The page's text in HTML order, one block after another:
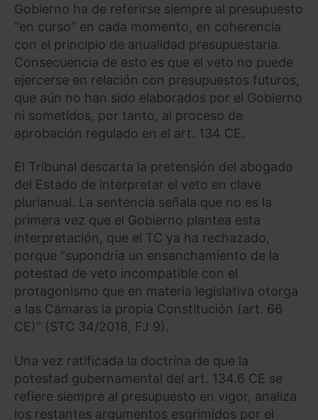
Gobierno ha de referirse siempre al presupuesto
“en curso” en cada momento, en coherencia
con el principio de anualidad presupuestaria.
Consecuencia de esto es que el veto no puede
ejercerse en relación con presupuestos futuros,
que aún no han sido elaborados por el Gobierno
ni sometidos, por tanto, al proceso de
aprobación regulado en el art. 134 CE.
El Tribunal descarta la pretensión del abogado
del Estado de interpretar el veto en clave
plurianual. La sentencia señala que no es la
primera vez que el Gobierno plantea esta
interpretación, que el TC ya ha rechazado,
porque “supondría un ensanchamiento de la
potestad de veto incompatible con el
protagonismo que en materia legislativa otorga
a las Cámaras la propia Constitución (art. 66
CE)” (STC 34/2018, FJ 9).
Una vez ratificada la doctrina de que la
potestad gubernamental del art. 134.6 CE se
refiere siempre al presupuesto en vigor, analiza
los restantes argumentos esgrimidos por el